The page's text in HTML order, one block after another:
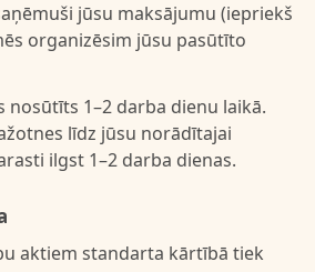
jūsu maksājumu (iepriekš
organizēsim jūsu pasūtīto
nosūtīts 1–2 darba dienu laikā.
līdz jūsu norādītajai
ilgst 1–2 darba dienas.
aktiem standarta kārtībā tiek